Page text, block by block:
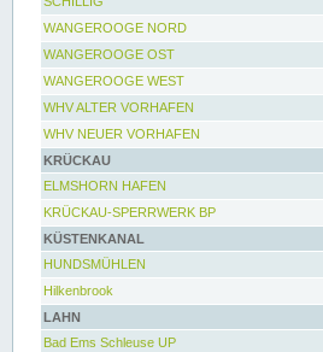
WANGEROOGE NORD
WANGEROOGE OST
WANGEROOGE WEST
WHV ALTER VORHAFEN
WHV NEUER VORHAFEN
KRÜCKAU
ELMSHORN HAFEN
KRÜCKAU-SPERRWERK BP
KÜSTENKANAL
HUNDSMÜHLEN
Hilkenbrook
LAHN
Bad Ems Schleuse UP